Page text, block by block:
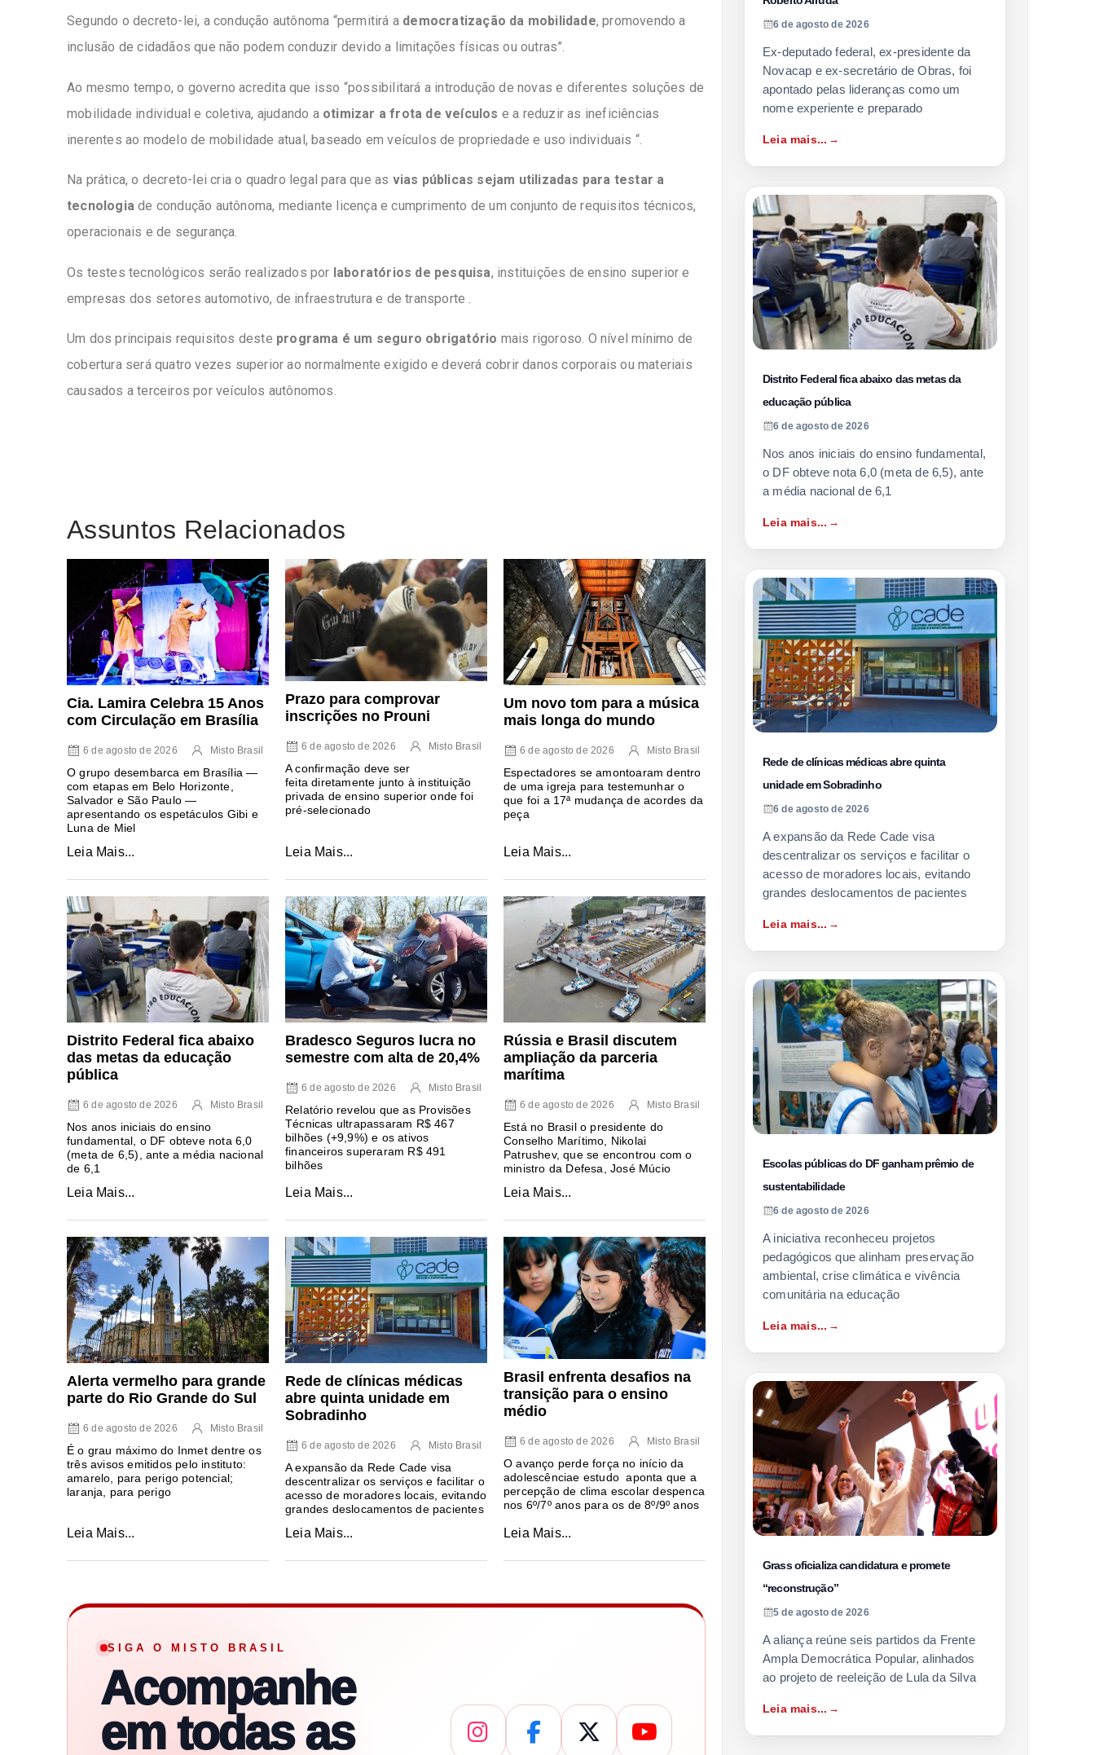
Segundo o decreto-lei, a condução autônoma “permitirá a democratização da mobilidade,promovendo a
inclusão de cidadãos que não podem conduzir devido a limitações físicas ou outras”.
Ao mesmo tempo, o governo acredita que isso “possibilitará a introdução de novas e diferentes soluções de
mobilidade individual e coletiva, ajudando a otimizar a frota de veículos e a reduzir as ineficiências
inerentes ao modelo de mobilidade atual, baseado em veículos de propriedade e uso individuais “.
Na prática, o decreto-lei cria o quadro legal para que as vias públicas sejam utilizadas para testar a
tecnologia de condução autônoma, mediante licença e cumprimento de um conjunto de requisitos técnicos,
operacionais e de segurança.
Os testes tecnológicos serão realizados por laboratórios de pesquisa, instituições de ensino superior e
empresas dos setores automotivo, de infraestrutura e de transporte
Um dos principais requisitos deste programa é um seguro obrigatório mais rigoroso. Onível mínimo de
cobertura será quatro vezes superior ao normalmente exigido e deverá cobrir danos corporais ou materiais
causados ​​a terceiros por veículos autônomos.
Assuntos Relacionados
Cia. Lamira Celebra 15 Anos
com Circulação em Brasília
6 de agosto de 2026 Misto Brasil
O grupo desembarca em Brasília —
com etapas em Belo Horizonte,
Salvador e São Paulo —
apresentando os espetáculos Gibi e
Luna de Miel
Leia Mais...
Prazo para comprovar
inscrições no Prouni
6 de agosto de 2026 Misto Brasil
A confirmação deve ser
feita diretamente junto à instituição
privada de ensino superior onde foi
pré-selecionado
Leia Mais...
Um novo tom para a música
mais longa do mundo
6 de agosto de 2026 Misto Brasil
Espectadores se amontoaram dentro
de uma igreja para testemunhar o
que foi a 17ª mudança de acordes da
peça
Leia Mais...
Distrito Federal fica abaixo
das metas da educação
pública
6 de agosto de 2026 Misto Brasil
Nos anos iniciais do ensino
fundamental, o DF obteve nota 6,0
(meta de 6,5), ante a média nacional
de 6,1
Leia Mais...
Bradesco Seguros lucra no
semestre com alta de 20,4%
6 de agosto de 2026 Misto Brasil
Relatório revelou que as Provisões
Técnicas ultrapassaram R$ 467
bilhões (+9,9%) e os ativos
financeiros superaram R$ 491
bilhões
Leia Mais...
Rússia e Brasil discutem
ampliação da parceria
marítima
6 de agosto de 2026 Misto Brasil
Está no Brasil o presidente do
Conselho Marítimo, Nikolai
Patrushev, que se encontrou com o
ministro da Defesa, José Múcio
Leia Mais...
Alerta vermelho para grande
parte do Rio Grande do Sul
6 de agosto de 2026 Misto Brasil
É o grau máximo do Inmet dentre os
três avisos emitidos pelo instituto:
amarelo, para perigo potencial;
laranja, para perigo
Leia Mais...
Rede de clínicas médicas
abre quinta unidade em
Sobradinho
6 de agosto de 2026 Misto Brasil
A expansão da Rede Cade visa
descentralizar os serviços e facilitar o
acesso de moradores locais, evitando
grandes deslocamentos de pacientes
Leia Mais...
Brasil enfrenta desafios na
transição para o ensino
médio
6 de agosto de 2026 Misto Brasil
O avanço perde força no início da
adolescênciae estudo aponta que a
percepção de clima escolar despenca
nos 6º/7º anos para os de 8º/9º anos
Leia Mais...
SIGA O MISTO BRASIL
Acompanhe
em todas as
6 de agosto de 2026
Ex-deputado federal, ex-presidente da
Novacap e ex-secretário de Obras, foi
apontado pelas lideranças como um
nome experiente e preparado
Leia mais...
Distrito Federal fica abaixo das metas da
educação pública
6 de agosto de 2026
Nos anos iniciais do ensino fundamental,
o DF obteve nota 6,0 (meta de 6,5), ante
a média nacional de 6,1
Leia mais...
Rede de clínicas médicas abre quinta
unidade em Sobradinho
6 de agosto de 2026
A expansão da Rede Cade visa
descentralizar os serviços e facilitar o
acesso de moradores locais, evitando
grandes deslocamentos de pacientes
Leia mais...
Escolas públicas do DF ganham prêmio de
sustentabilidade
6 de agosto de 2026
A iniciativa reconheceu projetos
pedagógicos que alinham preservação
ambiental, crise climática e vivência
comunitária na educação
Leia mais...
Grass oficializa candidatura e promete
“reconstrução”
5 de agosto de 2026
A aliança reúne seis partidos da Frente
Ampla Democrática Popular, alinhados
ao projeto de reeleição de Lula da Silva
Leia mais...